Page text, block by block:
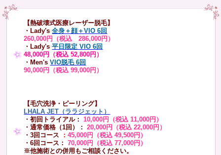
【熱破壊式医療レーザー脱毛】
・Lady's 全身＋顔＋VIO 6回
260,000円（税込 286,000円）
・Lady's平日限定 VIO 6回
48,000円（税込 52,800円）
・Men's VIO脱毛 6回
90,000円（税込 99,000円）
【毛穴洗浄・ピーリング】
LHALA JET（ララジェット）
・初回トライアル： 10,000円（税込 11,000円）
・通常価格（1回）：
20,000円（税込 22,000円）
・3回コース ：45,000円（税込 49,500円）
・6回コース：
70,000円（税込 77,000円）
※他施術との併用もご相談ください。